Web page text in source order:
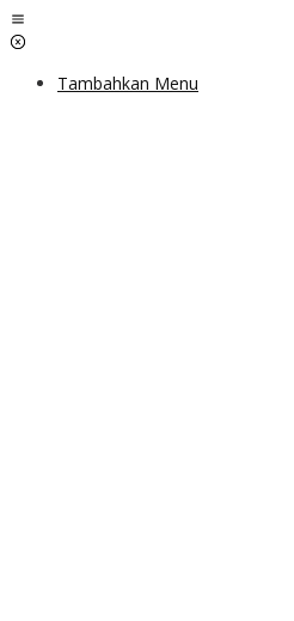
Lewati
ke
Tambahkan Menu